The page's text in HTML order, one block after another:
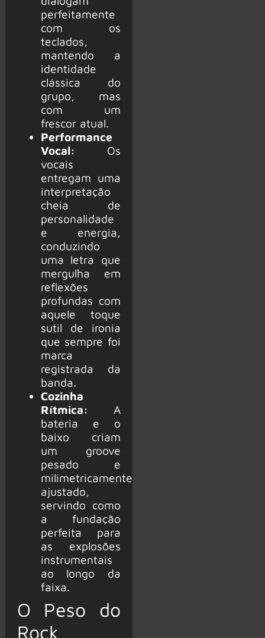
perfeitamente
com os
teclados,
mantendo a
identidade
clássica do
grupo, mas
com um
frescor atual.
Performance
Vocal: Os
vocais
entregam uma
interpretação
cheia de
personalidade
e energia,
conduzindo
uma letra que
mergulha em
reflexões
profundas com
aquele toque
sutil de ironia
que sempre foi
marca
registrada da
banda.
Cozinha
Rítmica: A
bateria e o
baixo criam
um groove
pesado e
milimetricamente
ajustado,
servindo como
a fundação
perfeita para
as explosões
instrumentais
ao longo da
faixa.
O Peso do
Rock